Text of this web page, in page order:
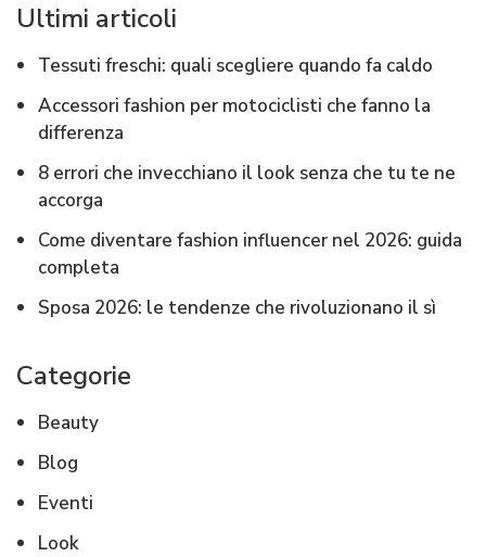
Ultimi articoli
Tessuti freschi: quali scegliere quando fa caldo
Accessori fashion per motociclisti che fanno la
differenza
8 errori che invecchiano il look senza che tu te ne
accorga
Come diventare fashion influencer nel 2026: guida
completa
Sposa 2026: le tendenze che rivoluzionano il sì
Categorie
Beauty
Blog
Eventi
Look